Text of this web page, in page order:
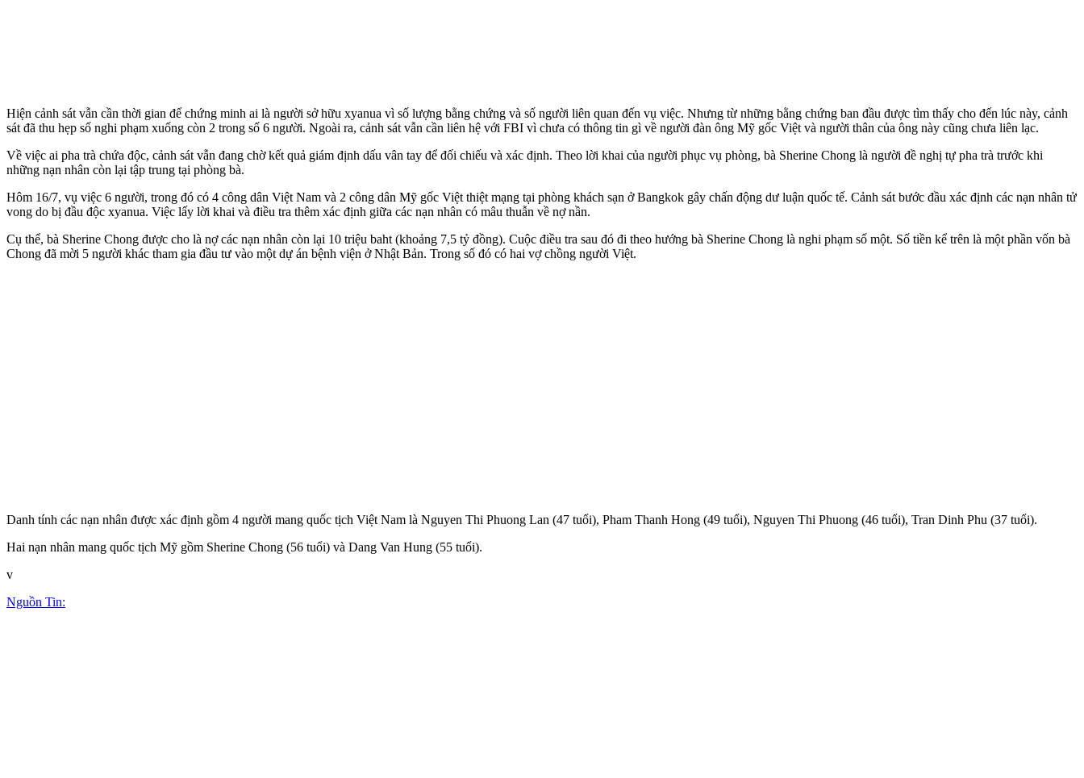
Hiện cảnh sát vẫn cần thời gian để chứng minh ai là người sở hữu xyanua vì số lượng bằng chứng và số người liên quan đến vụ việc. Nhưng từ những bằng chứng ban đầu được tìm thấy cho đến lúc này, cảnh
sát đã thu hẹp số nghi phạm xuống còn 2 trong số 6 người. Ngoài ra, cảnh sát vẫn cần liên hệ với FBI vì chưa có thông tin gì về người đàn ông Mỹ gốc Việt và người thân của ông này cũng chưa liên lạc.
Về việc ai pha trà chứa độc, cảnh sát vẫn đang chờ kết quả giám định dấu vân tay để đối chiếu và xác định. Theo lời khai của người phục vụ phòng, bà Sherine Chong là người đề nghị tự pha trà trước khi
những nạn nhân còn lại tập trung tại phòng bà.
Hôm 16/7, vụ việc 6 người, trong đó có 4 công dân Việt Nam và 2 công dân Mỹ gốc Việt thiệt mạng tại phòng khách sạn ở Bangkok gây chấn động dư luận quốc tế. Cảnh sát bước đầu xác định các nạn nhân t‌ử
von‌g do bị đầ‌u độ‌c xyanua. Việc lấy lời khai và điều tra thêm xác định giữa các nạn nhân có mâu thuẫn về nợ nần.
Cụ thể, bà Sherine Chong được cho là nợ các nạn nhân còn lại 10 triệu baht (khoảng 7,5 tỷ đồng). Cuộc điều tra sau đó đi theo hướng bà Sherine Chong là nghi phạm số một. Số tiền kể trên là một phần vốn bà
Chong đã mời 5 người khác tham gia đầu tư vào một dự án bệnh viện ở Nhật Bản. Trong số đó có hai vợ chồng người Việt.
Danh tính các nạn nhân được xác định gồm 4 người mang quốc tịch Việt Nam là Nguyen Thi Phuong Lan (47 tuổi), Pham Thanh Hong (49 tuổi), Nguyen Thi Phuong (46 tuổi), Tran Dinh Phu (37 tuổi).
Hai nạn nhân mang quốc tịch Mỹ gồm Sherine Chong (56 tuổi) và Dang Van Hung (55 tuổi).
v
Nguồn Tin: